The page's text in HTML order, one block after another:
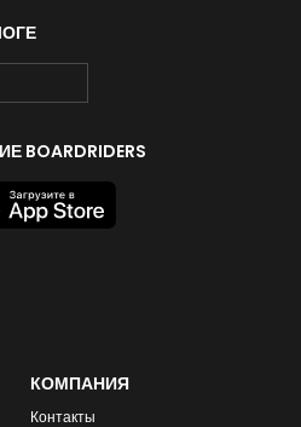
КОМПАНИЯ
Контакты